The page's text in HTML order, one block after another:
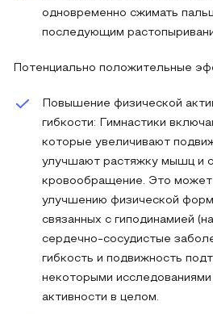
одновременно сжимать
последующим
Потенциально положительные
Повышение физической
гибкости: Гимнастики
которые увеличивают
улучшают растяжку мышц и
кровообращение. Это может
улучшению физической
связанных с гиподинамией
сердечно-сосудистые
гибкость и подвижность
некоторыми
активности в целом.